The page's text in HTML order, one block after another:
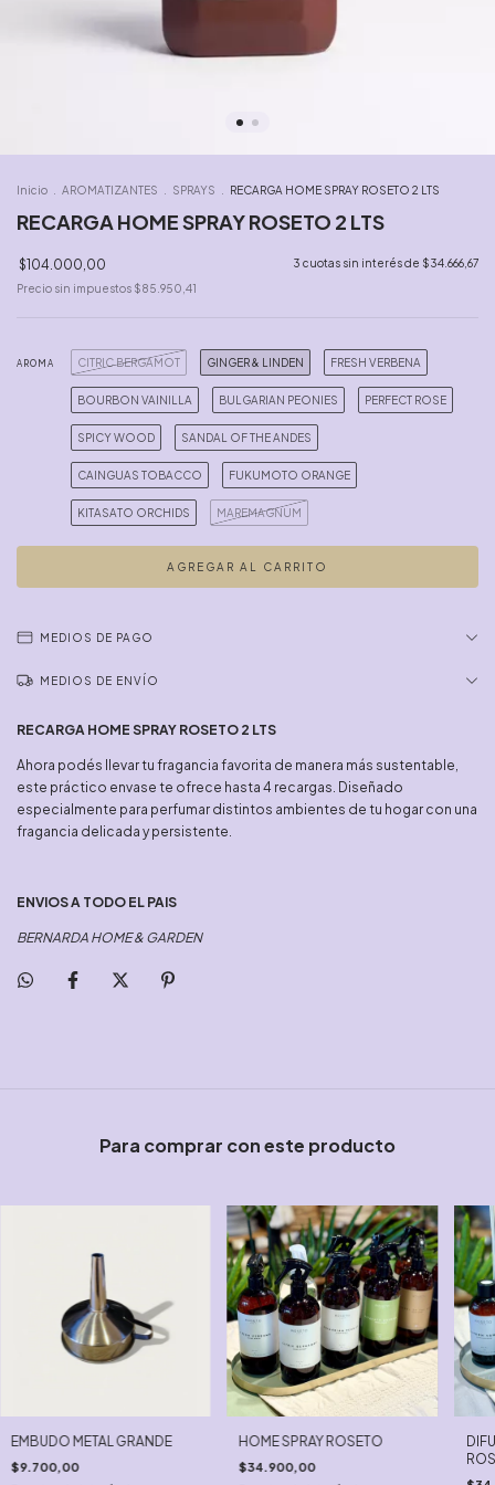
Inicio AROMATIZANTES SPRAYS RECARGA HOME SPRAY ROSETO 2 LTS
RECARGA HOME SPRAY ROSETO 2 LTS
$104.000,00 3 cuotas sin interés de $34.666,67
Precio sin impuestos $85.950,41
AROMA CITRIC BERGAMOT GINGER & LINDEN FRESH VERBENA
BOURBON VAINILLA BULGARIAN PEONIES PERFECT ROSE
SPICY WOOD SANDAL OF THE ANDES
CAINGUAS TOBACCO FUKUMOTO ORANGE
KITASATO ORCHIDS MAREMAGNUM
MEDIOS DE PAGO
MEDIOS DE ENVÍO
RECARGA HOME SPRAY ROSETO 2 LTS
Ahora podés llevar tu fragancia favorita de manera más sustentable,
este práctico envase te ofrece hasta 4 recargas. Diseñado
especialmente para perfumar distintos ambientes de tu hogar con una
fragancia delicada y persistente.
ENVIOS A TODO EL PAIS
BERNARDA HOME & GARDEN
Para comprar con este producto
EMBUDO METAL GRANDE
$9.700,00
HOME SPRAY ROSETO
$34.900,00